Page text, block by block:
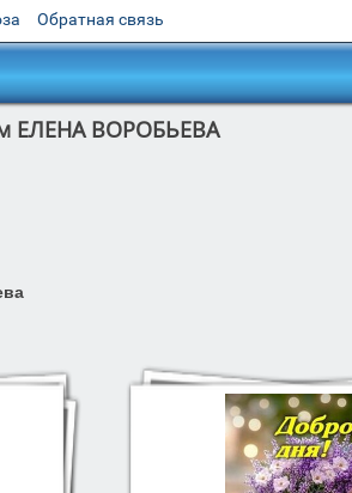
Обратная связь
ЕЛЕНА ВОРОБЬЕВА